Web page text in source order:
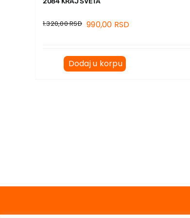
1.320,00RSD 990,00 RSD
Dodaj u korpu